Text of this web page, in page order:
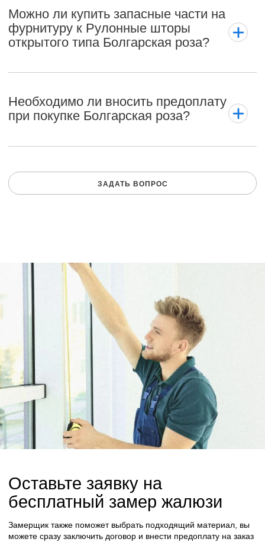
Можно ли купить запасные части на
фурнитуру к Рулонные шторы
открытого типа Болгарская роза?
Необходимо ли вносить предоплату
при покупке Болгарская роза?
ЗАДАТЬ ВОПРОС
Оставьте заявку на
бесплатный замер жалюзи
Замерщик также поможет выбрать подходящий материал, вы
можете сразу заключить договор и внести предоплату на заказ